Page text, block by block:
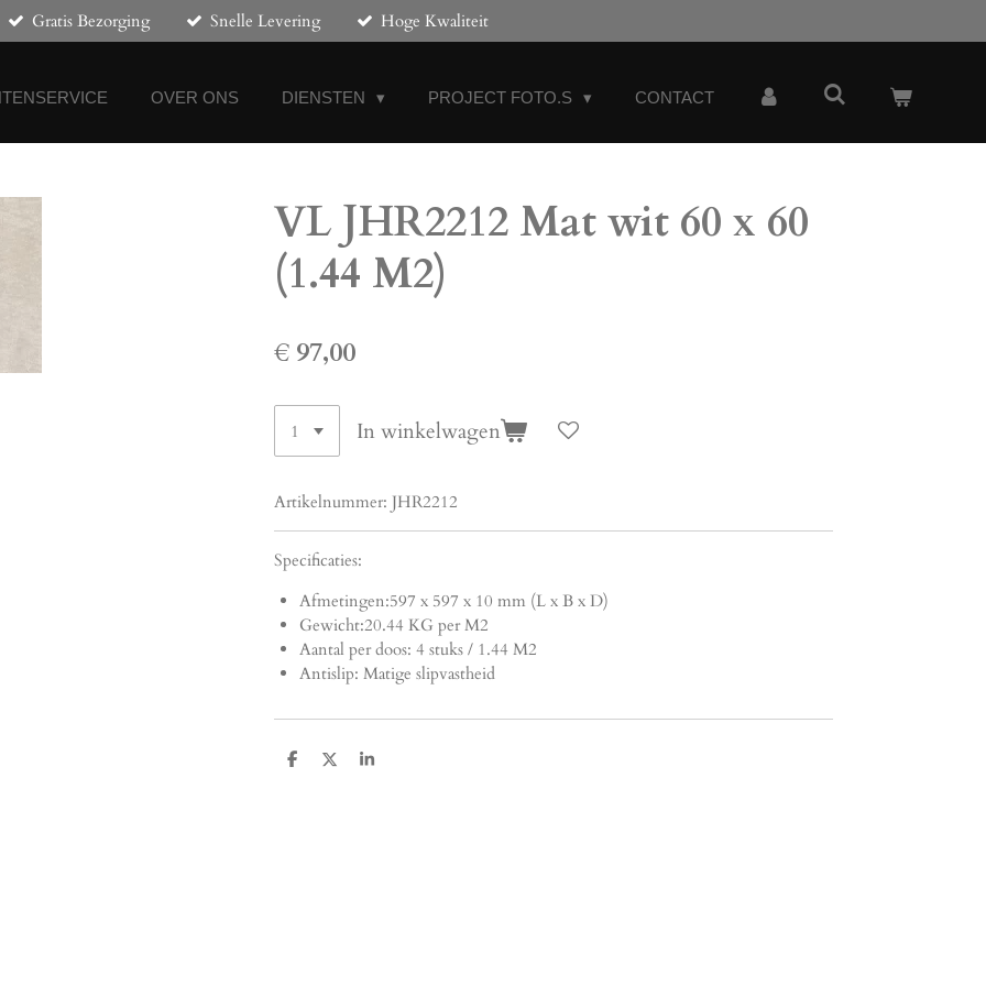
Gratis Bezorging Snelle Levering Hoge Kwaliteit
OVER ONS DIENSTEN PROJECT FOTO.S CONTACT
VL JHR2212 Mat wit 60 x 60
(1.44 M2)
€ 97,00
In winkelwagen
Artikelnummer: JHR2212
Specificaties:
Afmetingen:597 x 597 x 10 mm (L x B x D)
Gewicht:20.44 KG per M2
Aantal per doos: 4 stuks / 1.44 M2
Antislip: Matige slipvastheid
D
D
S